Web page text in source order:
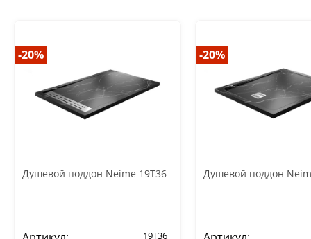
-20%
Душевой поддон Neime 19T36
19T36
-20%
Душевой поддон